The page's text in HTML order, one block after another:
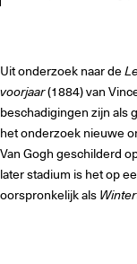
Uit onderzoek naar de
voorjaar(1884) van
beschadigingen zijn als
het onderzoek nieuwe
Van Gogh geschilderd
later stadium is het op
oorspronkelijk als